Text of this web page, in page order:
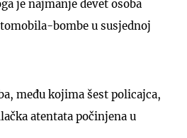
je najmanje devet osoba
bombe u susjednoj
među kojima šest policajca,
atentata počinjena u